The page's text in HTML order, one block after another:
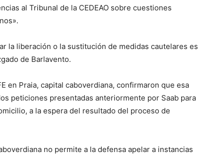
al Tribunal de la CEDEAO sobre cuestiones
la liberación o la sustitución de medidas cautelares es
de Barlavento.
en Praia, capital caboverdiana, confirmaron que esa
peticiones presentadas anteriormente por Saab para
a la espera del resultado del proceso de
no permite a la defensa apelar a instancias